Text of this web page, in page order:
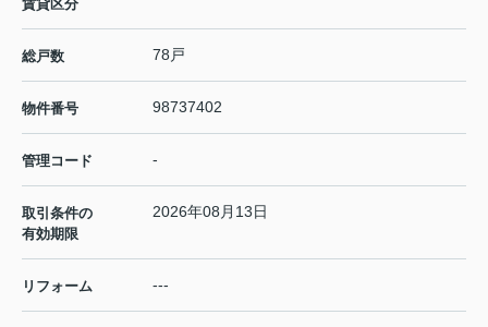
賃貸区分
総戸数 78戸
物件番号 98737402
管理コード -
取引条件の
有効期限
2026年08月13日
リフォーム ---